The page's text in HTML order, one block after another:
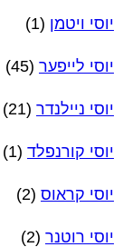
יוסי ויטמן (1)
יוסי לייפער (45)
יוסי ניילנדר (21)
יוסי קורנפלד (1)
יוסי קראוס (2)
יוסי רוטנר (2)